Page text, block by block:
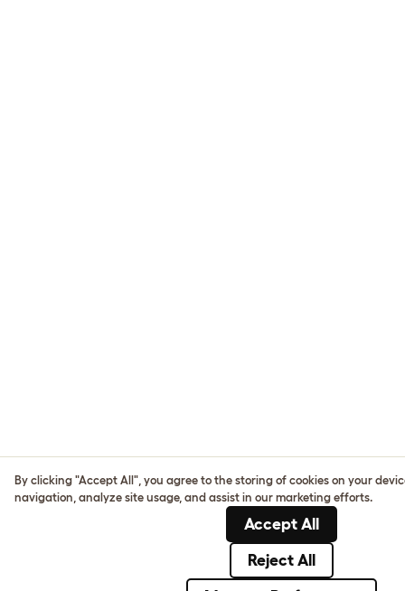
By clicking "Accept All", you agree to the storing of cookies on your
navigation, analyze site usage, and assist in our marketing efforts.
Accept All
Reject All